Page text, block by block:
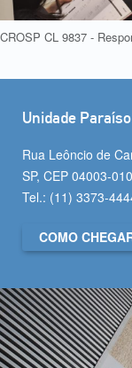
CROSP CL 9837 -
Unidade Paraíso
Rua Leôncio de
SP, CEP 04003-010
Tel.: (11) 3373-
COMO